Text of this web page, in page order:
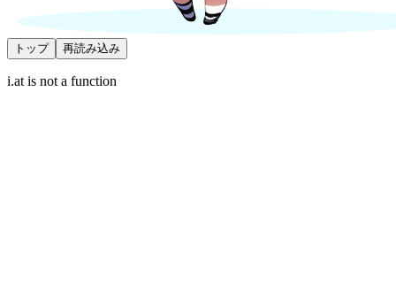
トップ 再読み込み
i.at is not a function